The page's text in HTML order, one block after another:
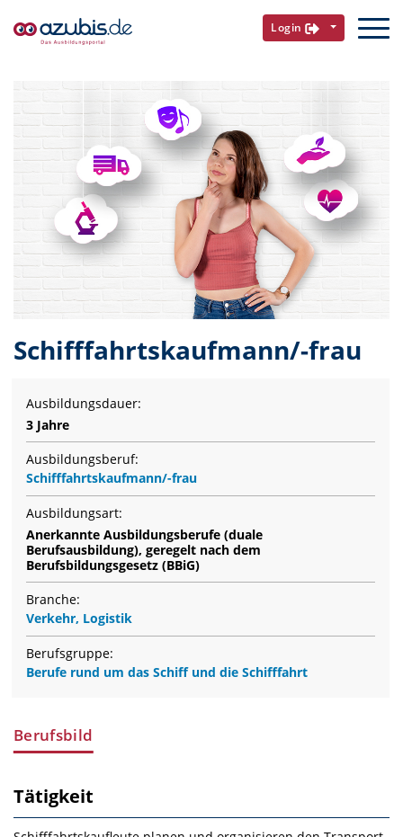
Login
Schifffahrtskaufmann/-frau
Ausbildungsdauer:
3 Jahre
Ausbildungsberuf:
Schifffahrtskaufmann/-frau
Ausbildungsart:
Anerkannte Ausbildungsberufe (duale
Berufsausbildung), geregelt nach dem
Berufsbildungsgesetz (BBiG)
Branche:
Verkehr, Logistik
Berufsgruppe:
Berufe rund um das Schiff und die Schifffahrt
Berufsbild
Tätigkeit